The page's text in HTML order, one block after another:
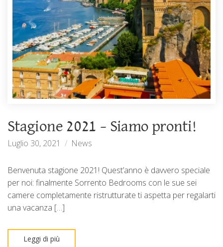
Stagione 2021 – Siamo pronti!
Luglio 30, 2021 News
Benvenuta stagione 2021! Quest’anno è davvero speciale
per noi: finalmente Sorrento Bedrooms con le sue sei
camere completamente ristrutturate ti aspetta per regalarti
una vacanza […]
Leggi di più